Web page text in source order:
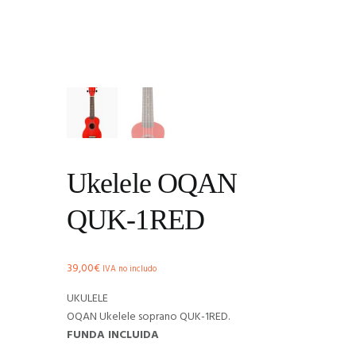
Ukelele OQAN
QUK-1RED
39,00€ IVA no includo
UKULELE
OQAN Ukelele soprano QUK-1RED.
FUNDA INCLUIDA